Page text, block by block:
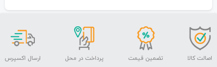
اصالت کالا تضمین قیمت پرداخت در محل ارسال اکسپرس